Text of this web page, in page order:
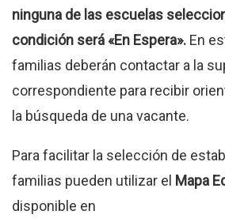
ninguna de las escuelas
condición será «En Espera». En
familias deberán contactar a la
correspondiente para recibir
la búsqueda de una vacante.
Para facilitar la selección de
familias pueden utilizar el Mapa
disponible en